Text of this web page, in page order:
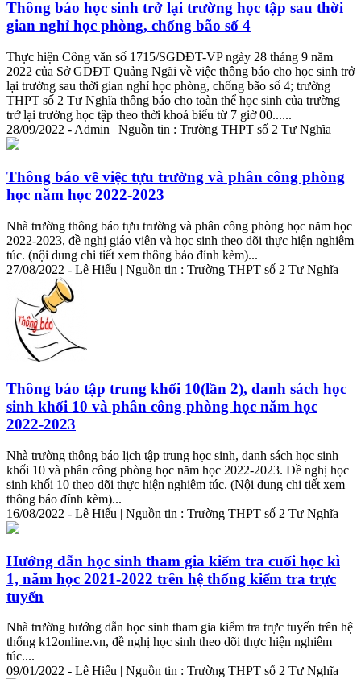
Thông báo học sinh trở lại trường học tập sau thời
gian nghỉ học phòng, chống bão số 4
Thực hiện Công văn số 1715/SGDĐT-VP ngày 28 tháng 9 năm
2022 của Sở GDĐT Quảng Ngãi về việc thông báo cho học sinh trở
lại trường sau thời gian nghỉ học phòng, chống bão số 4; trường
THPT số 2 Tư Nghĩa thông báo cho toàn thể học sinh của trường
trở lại trường học tập theo thời khoá biểu từ 7 giờ 00......
28/09/2022 - Admin | Nguồn tin : Trường THPT số 2 Tư Nghĩa
Thông báo về việc tựu trường và phân công phòng
học năm học 2022-2023
Nhà trường thông báo tựu trường và phân công phòng học năm học
2022-2023, đề nghị giáo viên và học sinh theo dõi thực hiện nghiêm
túc. (nội dung chi tiết xem thông báo đính kèm)...
27/08/2022 - Lê Hiếu | Nguồn tin : Trường THPT số 2 Tư Nghĩa
Thông báo tập trung khối 10(lần 2), danh sách học
sinh khối 10 và phân công phòng học năm học
2022-2023
Nhà trường thông báo lịch tập trung học sinh, danh sách học sinh
khối 10 và phân công phòng học năm học 2022-2023. Đề nghị học
sinh khối 10 theo dõi thực hiện nghiêm túc. (Nội dung chi tiết xem
thông báo đính kèm)...
16/08/2022 - Lê Hiếu | Nguồn tin : Trường THPT số 2 Tư Nghĩa
Hướng dẫn học sinh tham gia kiểm tra cuối học kì
1, năm học 2021-2022 trên hệ thống kiểm tra trực
tuyến
Nhà trường hướng dẫn học sinh tham gia kiểm tra trực tuyến trên hệ
thống k12online.vn, đề nghị học sinh theo dõi thực hiện nghiêm
túc....
09/01/2022 - Lê Hiếu | Nguồn tin : Trường THPT số 2 Tư Nghĩa